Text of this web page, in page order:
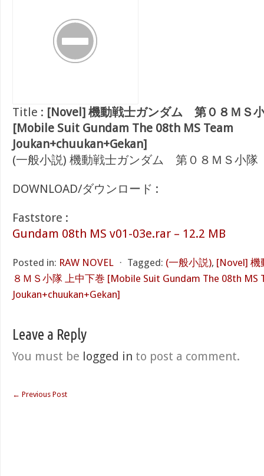
Title : [Novel] 機動戦士ガンダム 第０８ＭＳ
[Mobile Suit Gundam The 08th MS Team
Joukan+chuukan+Gekan]
(一般小説) 機動戦士ガンダム 第０８ＭＳ小隊
DOWNLOAD/ダウンロード :
Faststore :
Gundam 08th MS v01-03e.rar – 12.2 MB
Posted in: RAW NOVEL ⋅ Tagged: (一般小説), [Novel]
８ＭＳ小隊 上中下巻 [Mobile Suit Gundam The 08th MS
Joukan+chuukan+Gekan]
Leave a Reply
You must be logged in to post a comment.
← Previous Post